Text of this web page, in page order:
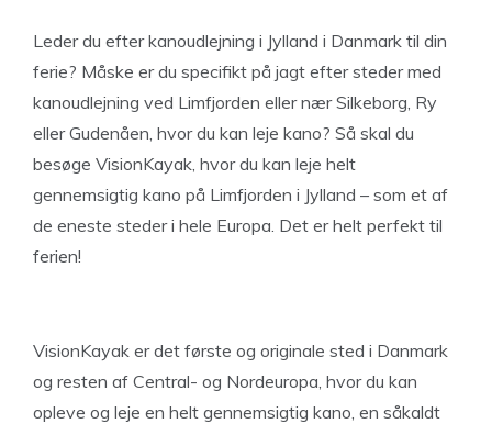
Leder du efter kanoudlejning i Jylland i Danmark til din
ferie? Måske er du specifikt på jagt efter steder med
kanoudlejning ved Limfjorden eller nær Silkeborg, Ry
eller Gudenåen, hvor du kan leje kano? Så skal du
besøge VisionKayak, hvor du kan leje helt
gennemsigtig kano på Limfjorden i Jylland – som et af
de eneste steder i hele Europa. Det er helt perfekt til
ferien!
VisionKayak er det første og originale sted i Danmark
og resten af Central- og Nordeuropa, hvor du kan
opleve og leje en helt gennemsigtig kano, en såkaldt